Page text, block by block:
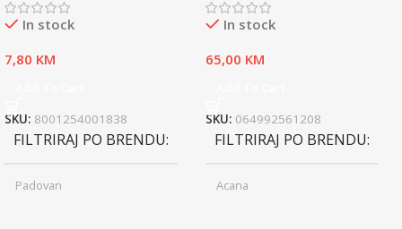
In stock
7,80 KM
SKU: 8001254001838
FILTRIRAJ PO BRENDU
Padovan
In stock
65,00 KM
SKU: 064992561208
FILTRIRAJ PO BRENDU
Acana